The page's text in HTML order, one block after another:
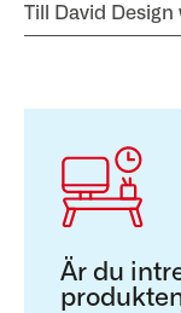
Till David
Är du